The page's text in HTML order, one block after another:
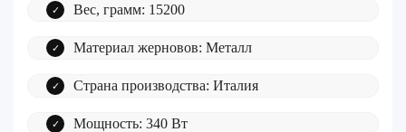
Вес, грамм: 15200
Материал жерновов: Металл
Страна производства: Италия
Мощность: 340 Вт